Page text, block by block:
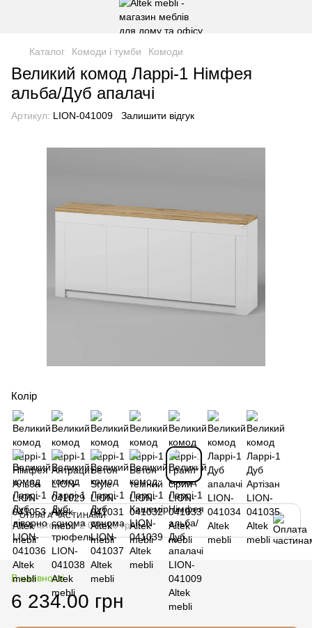
Каталог Комоди і тумби Комоди
Великий комод Ларрі-1 Німфея
альба/Дуб апалачі
Артикул: LION-041009 Залишити відгук
Колір
ОПЛАТА ЧАСТИНАМИ
3 платежі по 2 078.00 грн
В наявності
6 234.00 грн